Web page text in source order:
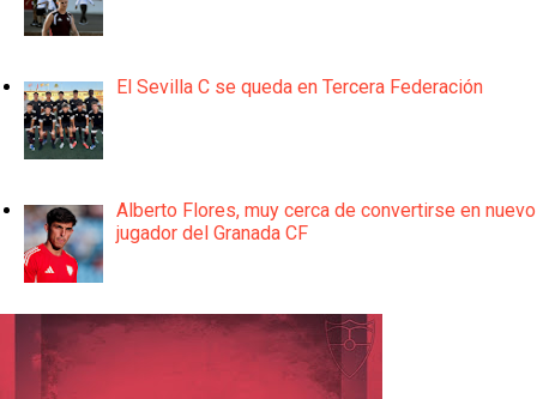
El Sevilla C se queda en Tercera Federación
Alberto Flores, muy cerca de convertirse en nuevo
jugador del Granada CF